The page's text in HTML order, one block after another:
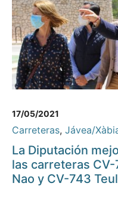
17/05/2021
Carreteras, Jávea/
La Diputación
las carreteras
Nao y CV-743